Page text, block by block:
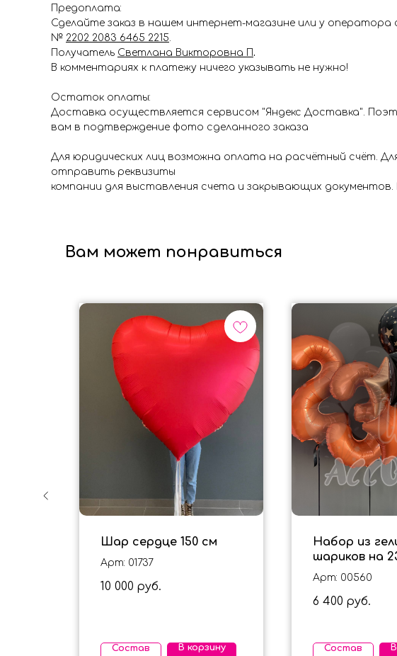
Предоплата:
Сделайте заказ в нашем интернет-магазине или у оператора
№ 2202 2083 6465 2215.
Получатель Светлана Викторовна П.
В комментариях к платежу ничего указывать не нужно!
Остаток оплаты:
Доставка осуществляется сервисом "Яндекс Доставка".
вам в подтверждение фото сделанного заказа
Для юридических лиц возможна оплата на расчётный счёт.
отправить реквизиты
компании для выставления счета и закрывающих
Вам может понравиться
Шар сердце 150 см
Арт: 01737
10 000 руб.
Состав В корзину
Набор из
шариков на
для мужчины
оранжевом
Арт: 00560
6 400 руб.
Состав